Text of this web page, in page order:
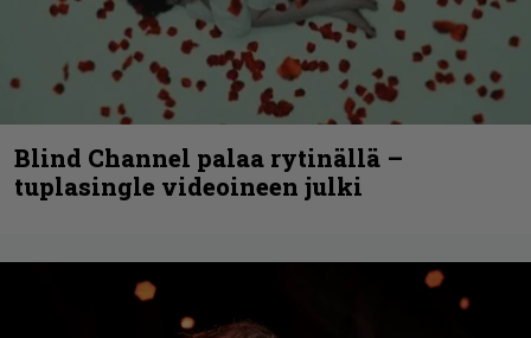
Blind Channel palaa rytinällä –
tuplasingle videoineen julki